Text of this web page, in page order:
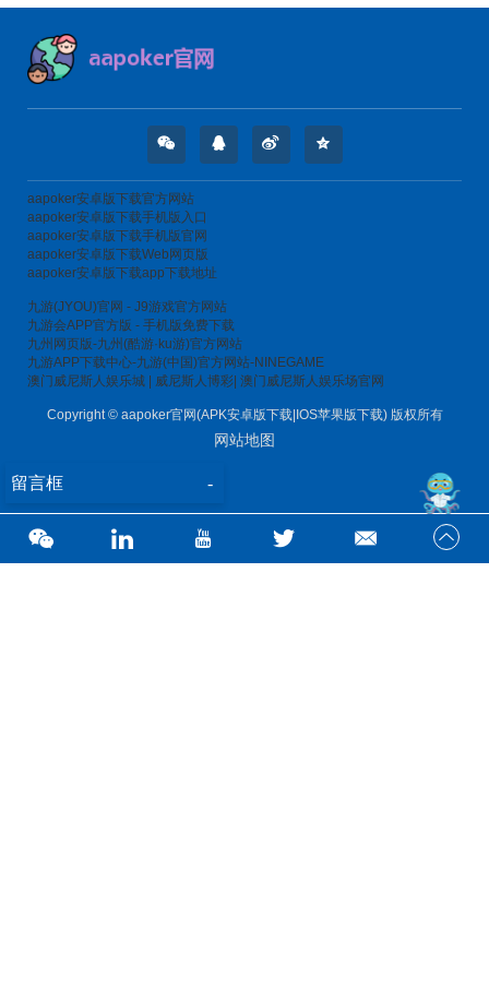
aapoker安卓版下载官方网站
aapoker安卓版下载手机版入口
aapoker安卓版下载手机版官网
aapoker安卓版下载Web网页版
aapoker安卓版下载app下载地址
九游(JYOU)官网 - J9游戏官方网站
九游会APP官方版 - 手机版免费下载
九州网页版-九州(酷游·ku游)官方网站
九游APP下载中心-九游(中国)官方网站-NINEGAME
澳门威尼斯人娱乐城 | 威尼斯人博彩| 澳门威尼斯人娱乐场官网
Copyright © aapoker官网(APK安卓版下载|IOS苹果版下载) 版权所有
网站地图
留言框 -